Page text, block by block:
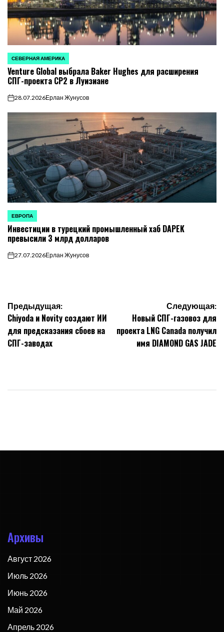
ОПУБЛИКОВАНО
В
СЕВЕРНАЯ АМЕРИКА
Venture Global выбрала Baker Hughes для расширения
СПГ-проекта CP2 в Луизиане
on28.07.2026Ерлан Жунусов
ОПУБЛИКОВАНО
В
ЕВРОПА
Инвестиции в турецкий промышленный хаб DAPEK
превысили 3 млрд долларов
on27.07.2026Ерлан Жунусов
Навигация
по
записям
Предыдущая:
Chiyoda и Novity создают ИИ
для предсказания сбоев на
СПГ-заводах
Следующая:
Новый СПГ-газовоз для
проекта LNG Canada получил
имя DIAMOND GAS JADE
Архивы
Август 2026
Июль 2026
Июнь 2026
Май 2026
Апрель 2026